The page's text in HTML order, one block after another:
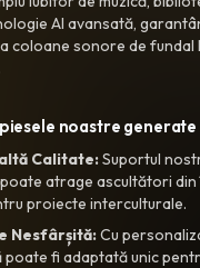
AI avansată,
coloane sonore de
noastre generate
Calitate:Suportul
atrage ascultători
proiecte interculturale.
Nesfârșită:Cu
poate fi adaptată unic